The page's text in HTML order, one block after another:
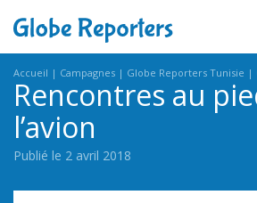
Accueil Campagnes Globe Reporters Tunisie
Rencontres au
l’avion
Publié le 2 avril 2018